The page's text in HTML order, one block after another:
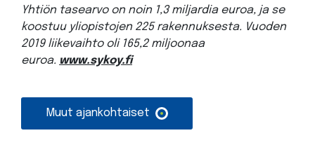
Yhtiön tasearvo on noin 1,3 miljardia euroa, ja se
koostuu yliopistojen 225 rakennuksesta. Vuoden
2019 liikevaihto oli 165,2 miljoonaa
euroa. www.sykoy.fi
Muut ajankohtaiset